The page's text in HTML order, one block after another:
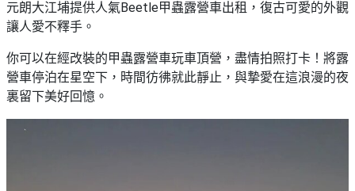
元朗大江埔提供人氣Beetle甲蟲露營車出租，復古可愛的外觀
讓人愛不釋手。
你可以在經改裝的甲蟲露營車玩車頂營，盡情拍照打卡！將露
營車停泊在星空下，時間彷彿就此靜止，與摯愛在這浪漫的夜
裏留下美好回憶。